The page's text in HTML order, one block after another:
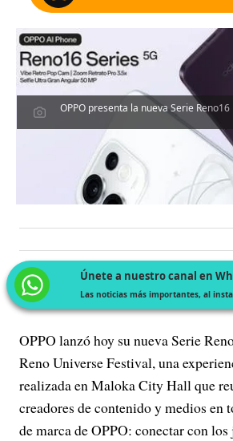
OPPO presenta la nueva Serie Reno16
Únete a nuestro canal en
Las noticias más importantes, al
OPPO lanzó hoy su nueva Serie
Reno Universe Festival, una
realizada en Maloka City Hall que
creadores de contenido y medios en
de marca de OPPO: conectar con los